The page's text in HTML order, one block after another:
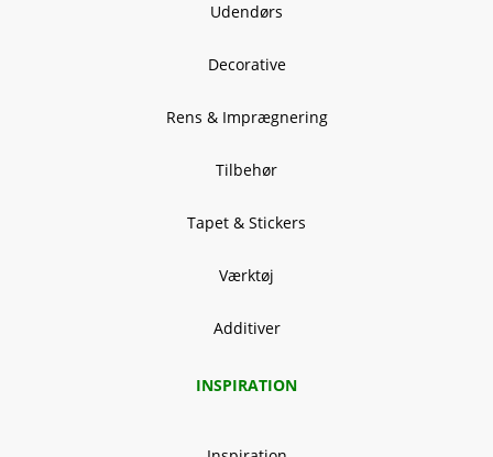
Udendørs
Decorative
Rens & Imprægnering
Tilbehør
Tapet & Stickers
Værktøj
Additiver
INSPIRATION